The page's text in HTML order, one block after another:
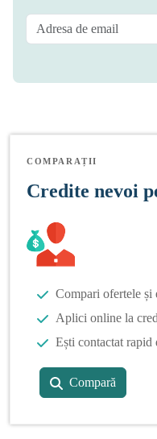
COMPARAȚII
Credite nevoi
Compari ofertele și
Aplici online la
Ești contactat rapid
Compară